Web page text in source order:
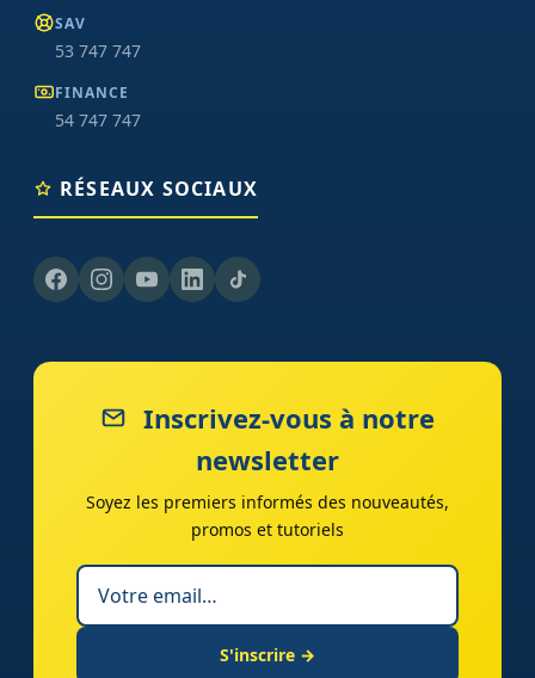
SAV
53 747 747
FINANCE
54 747 747
RÉSEAUX SOCIAUX
Inscrivez-vous à notre
newsletter
Soyez les premiers informés des nouveautés,
promos et tutoriels
S'inscrire →